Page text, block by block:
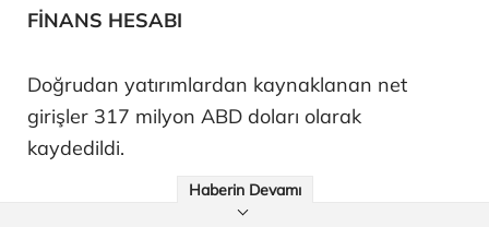
FİNANS HESABI
Doğrudan yatırımlardan kaynaklanan net
girişler 317 milyon ABD doları olarak
kaydedildi.
Haberin Devamı